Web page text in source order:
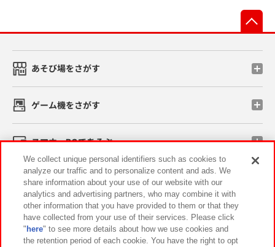
あそび場をさがす
ゲーム機をさがす
スマホ・PCであそぶ
イベント・キャンペーン
関連会社 サステナビリティ サイトポリシー
We collect unique personal identifiers such as cookies to
analyze our traffic and to personalize content and ads. We
share information about your use of our website with our
analytics and advertising partners, who may combine it with
other information that you have provided to them or that they
have collected from your use of their services. Please click
" here" to see more details about how we use cookies and
the retention period of each cookie. You have the right to opt